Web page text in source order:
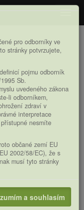
pro odborníky ve
stránky potvrzujete,
pojmu odborník
Sb.
uvedeného zákona
li odborníkem,
zdraví v
interpretace
nesmíte
občané zemí EU
2002/58/EC), že s
musí tyto stránky
a souhlasím